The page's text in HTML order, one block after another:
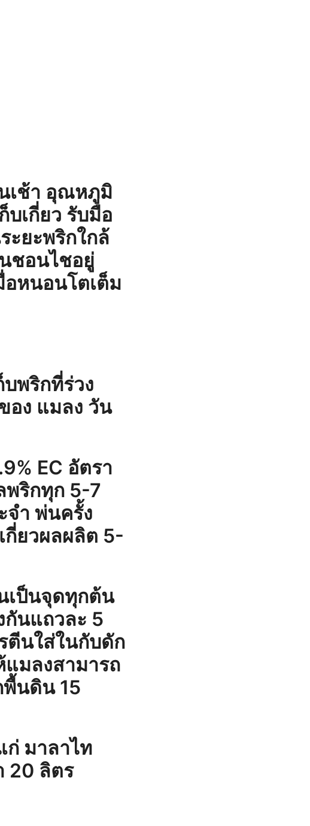
เช้า อุณหภูมิ
บเกี่ยว รับมือ
ะยะพริกใกล้
ชอนไชอยู่
อหนอนโตเต็ม
พริกที่ร่วง
อง แมลง วัน
EC อัตรา
ริกทุก 5-7
ำ พ่นครั้ง
กี่ยวผลผลิต 5-
เป็นจุดทุกต้น
นแถวละ 5
ตีนใส่ในกับดัก
แมลงสามารถ
นดิน 15
มาลาไท
20 ลิตร